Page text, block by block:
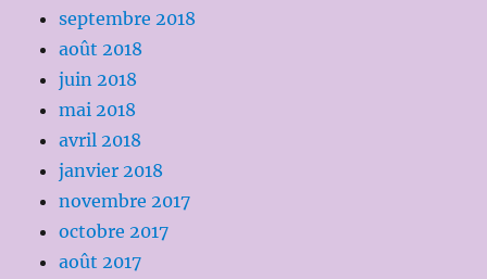
septembre 2018
août 2018
juin 2018
mai 2018
avril 2018
janvier 2018
novembre 2017
octobre 2017
août 2017